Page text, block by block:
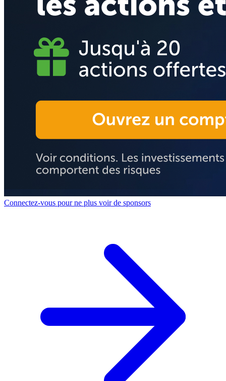
Connectez-vous pour ne plus voir de sponsors